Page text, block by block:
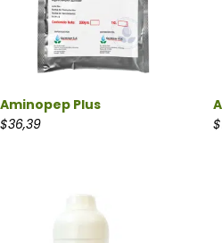
Aminopep Plus
$36,39
$